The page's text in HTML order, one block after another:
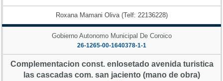
Roxana Mamani Oliva (Telf: 22136228)
Gobierno Autonomo Municipal De Coroico
26-1265-00-1640378-1-1
Complementacion const. enlosetado avenida turistica
las cascadas com. san jaciento (mano de obra)